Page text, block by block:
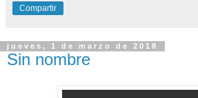
Compartir
jueves, 1 de marzo de 2018
Sin nombre